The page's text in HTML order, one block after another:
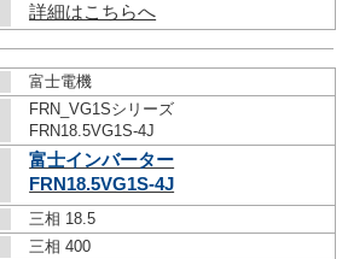
詳細はこちらへ
富士電機
FRN_VG1Sシリーズ
FRN18.5VG1S-4J
富士インバーター
FRN18.5VG1S-4J
三相 18.5
三相 400